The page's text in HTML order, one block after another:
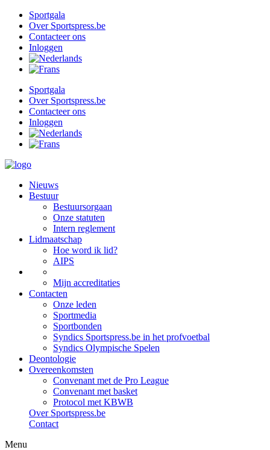
naar
inhoud
Sportgala
Over Sportspress.be
Contacteer ons
Inloggen
Sportgala
Over Sportspress.be
Contacteer ons
Inloggen
Nieuws
Bestuur
Bestuursorgaan
Onze statuten
Intern reglement
Lidmaatschap
Hoe word ik lid?
AIPS
Mijn accreditaties
Contacten
Onze leden
Sportmedia
Sportbonden
Syndics Sportspress.be in het profvoetbal
Syndics Olympische Spelen
Deontologie
Overeenkomsten
Convenant met de Pro League
Convenant met basket
Protocol met KBWB
Over Sportspress.be
Contact
Menu